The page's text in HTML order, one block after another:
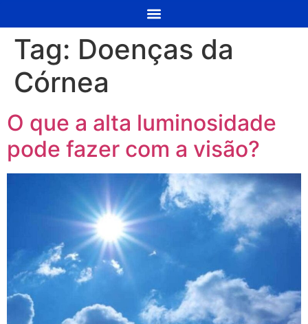
Tag: Doenças da
Córnea
O que a alta luminosidade
pode fazer com a visão?